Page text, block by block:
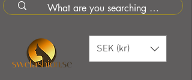
SEK (kr)